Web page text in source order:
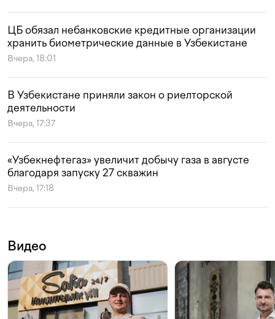
ЦБ обязал небанковские кредитные организации
хранить биометрические данные в Узбекистане
Вчера, 18:01
В Узбекистане приняли закон о риелторской
деятельности
Вчера, 17:37
«Узбекнефтегаз» увеличит добычу газа в августе
благодаря запуску 27 скважин
Вчера, 17:18
Видео